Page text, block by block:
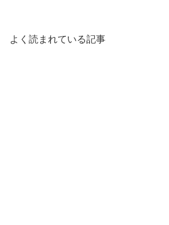
よく読まれている記事